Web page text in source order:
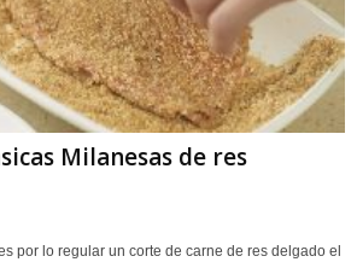
Milanesas de res
por lo regular un corte de carne de res delgado el